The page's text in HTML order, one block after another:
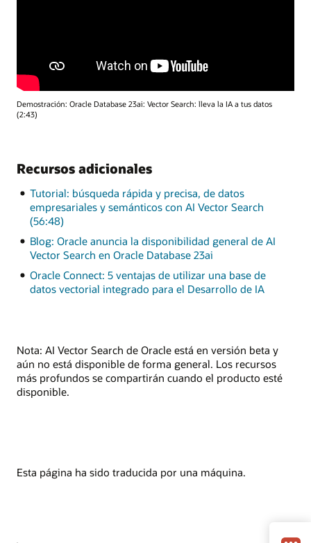
Demostración: Oracle Database 23ai: Vector Search: lleva la IA a tus datos
(2:43)
Recursos adicionales
Tutorial: búsqueda rápida y precisa, de datos
empresariales y semánticos con AI Vector Search
(56:48)
Blog: Oracle anuncia la disponibilidad general de AI
Vector Search en Oracle Database 23ai
Oracle Connect: 5 ventajas de utilizar una base de
datos vectorial integrado para el Desarrollo de IA
Nota: AI Vector Search de Oracle está en versión beta y
aún no está disponible de forma general. Los recursos
más profundos se compartirán cuando el producto esté
disponible.
Esta página ha sido traducida por una máquina.